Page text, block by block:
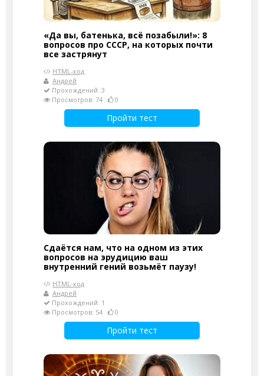
«Да вы, батенька, всё позабыли!»: 8
вопросов про СССР, на которых почти
все застрянут
HTML-код
Андрей
Прохождений: 3
Просмотров: 74
0
Пройти тест
Сдаётся нам, что на одном из этих
вопросов на эрудицию ваш
внутренний гений возьмёт паузу!
HTML-код
Андрей
Прохождений: 1
Просмотров: 54
0
Пройти тест